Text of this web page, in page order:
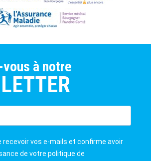
à notre
recevoir vos e-mails et confirme avoir
de votre politique de